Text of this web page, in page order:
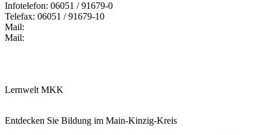
Infotelefon: 06051 / 91679-0
Telefax: 06051 / 91679-10
Mail:
Mail:
Lernwelt MKK
Entdecken Sie Bildung im Main-Kinzig-Kreis